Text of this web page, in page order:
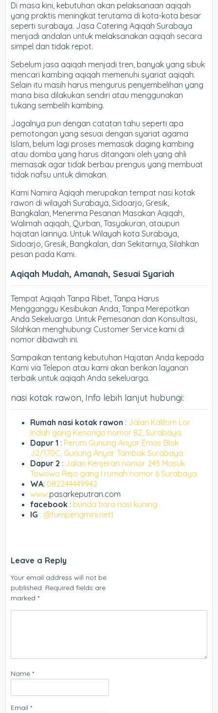
Di masa kini, kebutuhan akan pelaksanaan aqiqah
yang praktis meningkat terutama di kota-kota besar
seperti surabaya. Jasa Catering Aqiqah Surabaya
menjadi andalan untuk melaksanakan aqiqah secara
simpel dan tidak repot.
Sebelum jasa aqiqah menjadi tren, banyak yang sibuk
mencari kambing aqiqah memenuhi syariat aqiqah.
Selain itu masih harus mengurus penyembelihan yang
mana bisa dilakukan sendiri atau menggunakan
tukang sembelih kambing.
Jagalnya pun dengan catatan tahu seperti apa
pemotongan yang sesuai dengan syariat agama
Islam, belum lagi proses memasak daging kambing
atau domba yang harus ditangani oleh yang ahli
memasak agar tidak berbau prengus yang membuat
tidak nafsu untuk dimakan.
Kami Namira Aqiqah merupakan tempat nasi kotak
rawon di wilayah Surabaya, Sidoarjo, Gresik,
Bangkalan, Menerima Pesanan Masakan Aqiqah,
Walimah aqiqah, Qurban, Tasyakuran, ataupun
hajatan lainnya. Untuk Wilayah kota Surabaya,
Sidoarjo, Gresik, Bangkalan, dan Sekitarnya, Silahkan
pesan pada Kami.
Aqiqah Mudah, Amanah, Sesuai Syariah
Tempat Aqiqah Tanpa Ribet, Tanpa Harus
Mengganggu Kesibukan Anda, Tanpa Merepotkan
Anda Sekeluarga. Untuk Pemesanan dan Konsultasi,
Silahkan menghubungi Customer Service kami di
nomor dibawah ini.
Sampaikan tentang kebutuhan Hajatan Anda kepada
Kami via Telepon atau kami akan berikan layanan
terbaik untuk aqiqah Anda sekeluarga.
nasi kotak rawon, Info lebih lanjut hubungi:
Rumah nasi kotak rawon : Jalan Kalilom Lor
Indah gang Kenongo nomor 82, Surabaya.
Dapur 1 : Perum Gunung Anyar Emas Blok
J2/170C, Gunung Anyar Tambak Surabaya.
Dapur 2 : Jalan Kenjeran nomor 245 Masuk
Towowo Rejo gang I rumah nomor 6 Surabaya.
WA: 082244449942
www.pasarkeputran.com
facebook : bunda tiara nasi kuning
IG : @tumpengmini.nett
Leave a Reply
Your email address will not be
published. Required fields are
marked*
Name*
Email*